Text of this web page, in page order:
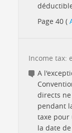
Page 40 (
Income tax:
A
directs
pendant
taxe pour
la date